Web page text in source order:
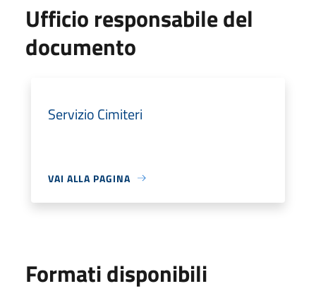
Ufficio responsabile del
documento
Servizio Cimiteri
VAI ALLA PAGINA
Formati disponibili